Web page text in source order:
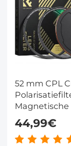
52 mm CPL
Magnetische
Filter HD
Anti Kras
44,99€